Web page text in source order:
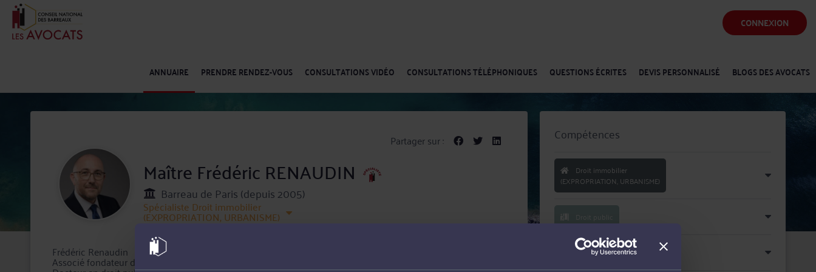
CONNEXION
ANNUAIRE PRENDRE RENDEZ-VOUS CONSULTATIONS VIDÉO CONSULTATIONS TÉLÉPHONIQUES QUESTIONS ÉCRITES DEVIS PERSONNALISÉ BLOGS DES AVOCATS
Partager sur :
Maître Frédéric RENAUDIN
Barreau de Paris (depuis 2005)
Spécialiste Droit immobilier
(EXPROPRIATION, URBANISME)
Frédéric Renaudin
Associé fondateur de Clairance Avocats
Compétences
Droit immobilier
(EXPROPRIATION, URBANISME)
Urbanisme